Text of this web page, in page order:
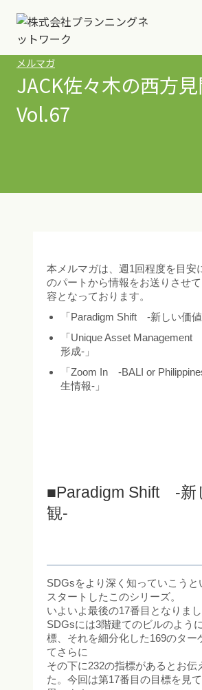
ス メルマガ
JACK佐々木の西方
Vol.67
本メルマガは、週1回程度を目安
のパートから情報をお送りさせ
容となっております。
「Paradigm Shift -新しい価値
「Unique Asset
形成-」
「Zoom In -BALI or
生情報-」
■Paradigm Shift -新
観-
SDGsをより深く知っていこうと
スタートしたこのシリーズ。
いよいよ最後の17番目となりまし
SDGsには3階建てのビルのよう
標、それを細分化した169のター
てさらに
その下に232の指標があるとお伝
た。今回は第17番目の目標を見